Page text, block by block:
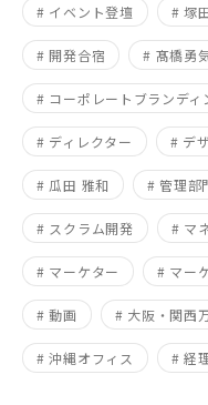
# イベント登壇 # 塚
# 開発合宿 # 髙橋勇
# コーポレートブランディ
# ディレクター # デ
# 瓜田 雅和 # 管理部
# スクラム開発 # マ
# マーケター # マー
# 動画 # 大阪・関西
# 沖縄オフィス # 経